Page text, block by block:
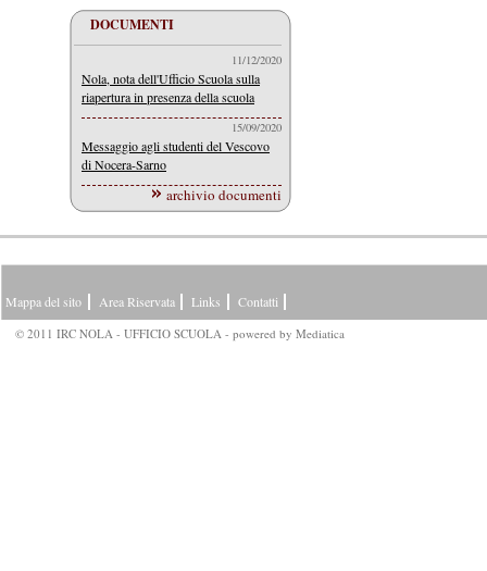
DOCUMENTI
11/12/2020
Nola, nota dell'Ufficio Scuola sulla
riapertura in presenza della scuola
15/09/2020
Messaggio agli studenti del Vescovo
di Nocera-Sarno
archivio documenti
Mappa del sito Area Riservata Links Contatti
© 2011 IRC NOLA - UFFICIO SCUOLA - powered by Mediatica